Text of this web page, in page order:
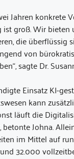
Jahren
groß. Wir
die
von
sagte Dr.
Einsatz KI-
kann
läuft die
Johna.
im Mittel auf
32.000